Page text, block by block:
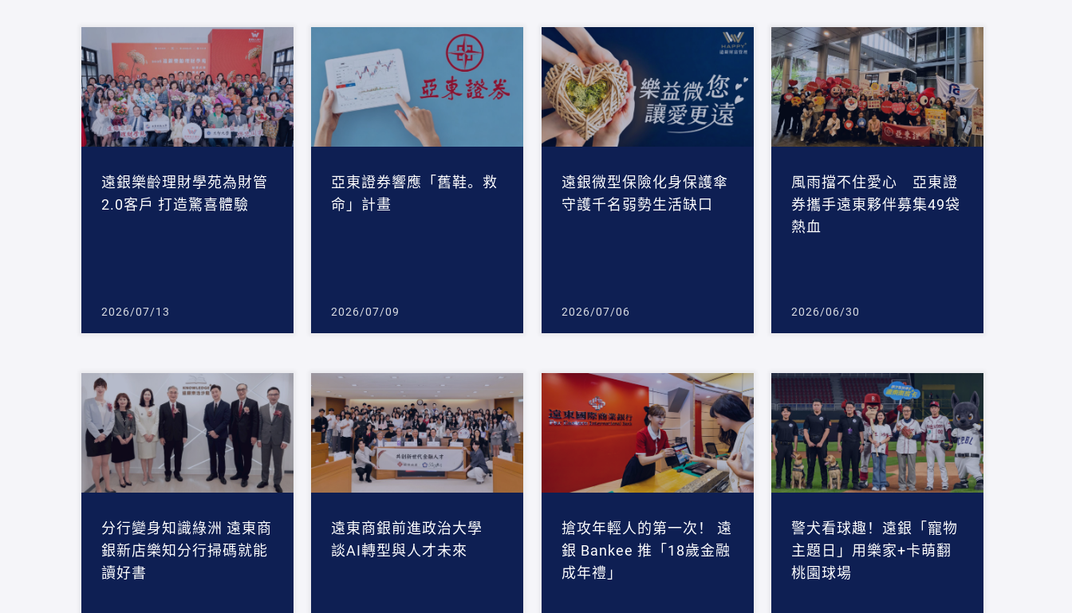
遠銀樂齡理財學苑為財管
2.0客戶 打造驚喜體驗
2026/07/13
亞東證券響應「舊鞋。救
命」計畫
2026/07/09
遠銀微型保險化身保護傘
守護千名弱勢生活缺口
2026/07/06
風雨擋不住愛心 亞東證
券攜手遠東夥伴募集49袋
熱血
2026/06/30
分行變身知識綠洲 遠東商
銀新店樂知分行掃碼就能
讀好書
遠東商銀前進政治大學
談AI轉型與人才未來
搶攻年輕人的第一次！ 遠
銀 Bankee 推「18歲金融
成年禮」
警犬看球趣！遠銀「寵物
主題日」用樂家+卡萌翻
桃園球場